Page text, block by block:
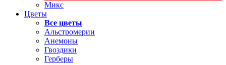
Микс
Цветы
Все цветы
Альстромерии
Анемоны
Гвоздики
Герберы